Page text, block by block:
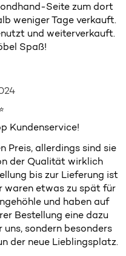
Seite zum dort
weniger Tage verkauft.
und weiterverkauft.
Spaß!
Kundenservice!
Preis, allerdings sind sie
der Qualität wirklich
bis zur Lieferung ist
waren etwas zu spät für
und haben auf
Bestellung eine dazu
uns, sondern besonders
der neue Lieblingsplatz.